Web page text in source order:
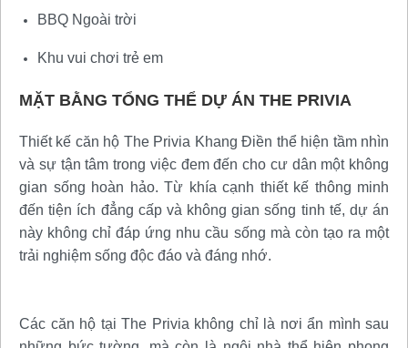
BBQ Ngoài trời
Khu vui chơi trẻ em
MẶT BẰNG TỔNG THỂ DỰ ÁN THE PRIVIA
Thiết kế căn hộ The Privia Khang Điền thể hiện tầm nhìn
và sự tận tâm trong việc đem đến cho cư dân một không
gian sống hoàn hảo. Từ khía cạnh thiết kế thông minh
đến tiện ích đẳng cấp và không gian sống tinh tế, dự án
này không chỉ đáp ứng nhu cầu sống mà còn tạo ra một
trải nghiệm sống độc đáo và đáng nhớ.
Các căn hộ tại The Privia không chỉ là nơi ẩn mình sau